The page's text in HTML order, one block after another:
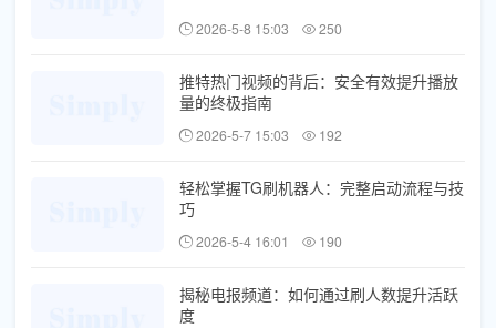
2026-5-8 15:03 250
推特热门视频的背后：安全有效提升播放
量的终极指南
2026-5-7 15:03 192
轻松掌握TG刷机器人：完整启动流程与技
巧
2026-5-4 16:01 190
揭秘电报频道：如何通过刷人数提升活跃
度